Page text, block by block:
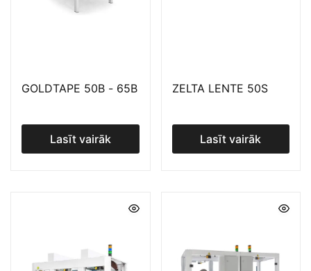
GOLDTAPE 50B - 65B
Lasīt vairāk
ZELTA LENTE 50S
Lasīt vairāk